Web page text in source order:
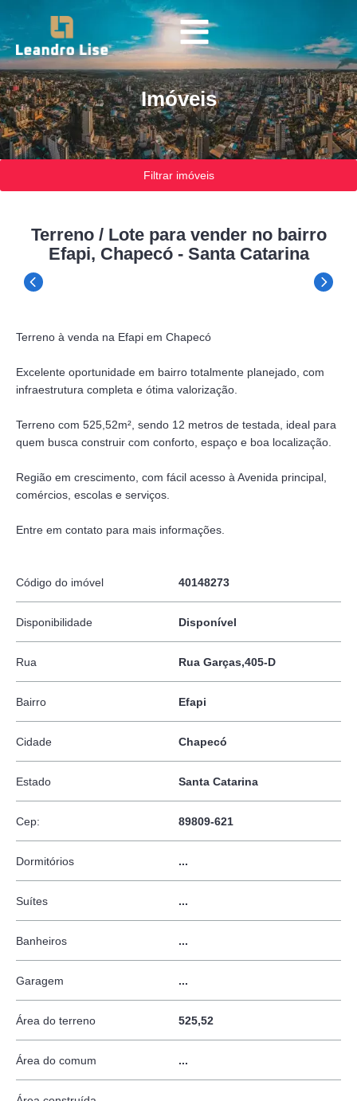
Imóveis
Filtrar imóveis
Terreno / Lote para vender no bairro
Efapi, Chapecó - Santa Catarina
Terreno à venda na Efapi em Chapecó
Excelente oportunidade em bairro totalmente planejado, com
infraestrutura completa e ótima valorização.
Terreno com 525,52m², sendo 12 metros de testada, ideal para
quem busca construir com conforto, espaço e boa localização.
Região em crescimento, com fácil acesso à Avenida principal,
comércios, escolas e serviços.
Entre em contato para mais informações.
Código do imóvel 40148273
Disponibilidade Disponível
Rua Rua Garças,405-D
Bairro Efapi
Cidade Chapecó
Estado Santa Catarina
Cep: 89809-621
Dormitórios ...
Suítes ...
Banheiros ...
Garagem ...
Área do terreno 525,52
Área do comum ...